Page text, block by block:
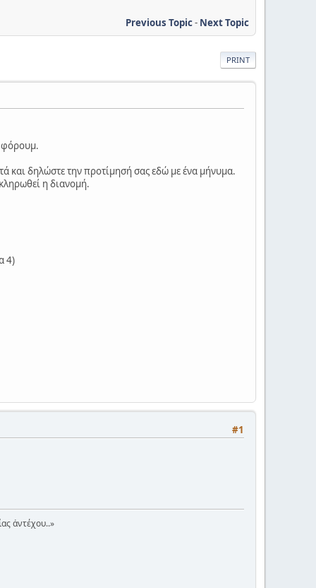
Previous Topic- Next Topic
PRINT
φόρουμ.
και δηλώστε την προτίμησή σας εδώ με ένα μήνυμα.
η διανομή.
4)
#1
ἀντέχου..»